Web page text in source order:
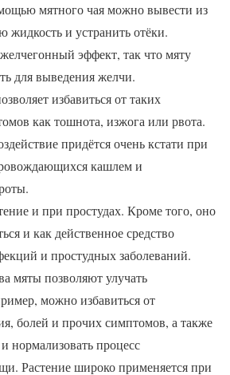
мятного чая можно вывести из
и устранить отёки.
эффект, так что мяту
для выведения желчи.
избавиться от таких
как тошнота, изжога или рвота.
придётся очень кстати при
кашлем и
и при простудах. Кроме того, оно
и как действенное средство
и простудных заболеваний.
мяты позволяют улучать
можно избавиться от
болей и прочих симптомов, а также
нормализовать процесс
Растение широко применяется при